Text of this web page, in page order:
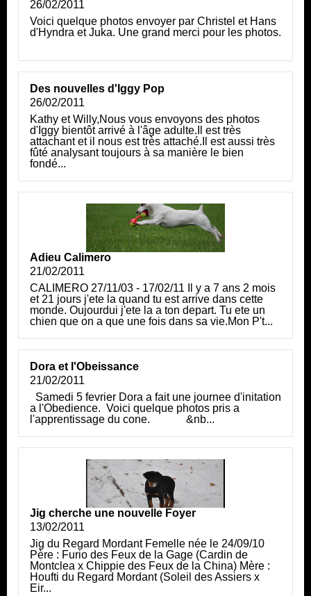
26/02/2011
Voici quelque photos envoyer par Christel et Hans
d'Hyndra et Juka. Une grand merci pour les photos.
Des nouvelles d'Iggy Pop
26/02/2011
Kathy et Willy,Nous vous envoyons des photos
d'Iggy bientôt arrivé à l'âge adulte.Il est très
attachant et il nous est très attaché.Il est aussi très
fûté analysant toujours à sa manière le bien
fondé...
Adieu Calimero
21/02/2011
CALIMERO 27/11/03 - 17/02/11 Il y a 7 ans 2 mois
et 21 jours j'ete la quand tu est arrive dans cette
monde. Oujourdui j'ete la a ton depart. Tu ete un
chien que on a que une fois dans sa vie.Mon P't...
Dora et l'Obeissance
21/02/2011
Samedi 5 fevrier Dora a fait une journee d'initation
a l'Obedience. Voici quelque photos pris a
l'apprentissage du cone. &nb...
Jig cherche une nouvelle Foyer
13/02/2011
Jig du Regard Mordant Femelle née le 24/09/10
Père : Furio des Feux de la Gage (Cardin de
Montclea x Chippie des Feux de la China) Mère :
Houfti du Regard Mordant (Soleil des Assiers x
Eir...